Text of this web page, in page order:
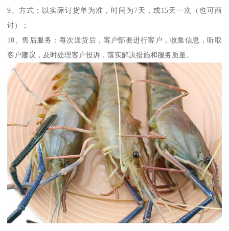
9、方式：以实际订货单为准，时间为7天，或15天一次（也可商
讨）；
10、售后服务：每次送货后，客户部要进行客户，收集信息，听取
客户建议，及时处理客户投诉，落实解决措施和服务质量。